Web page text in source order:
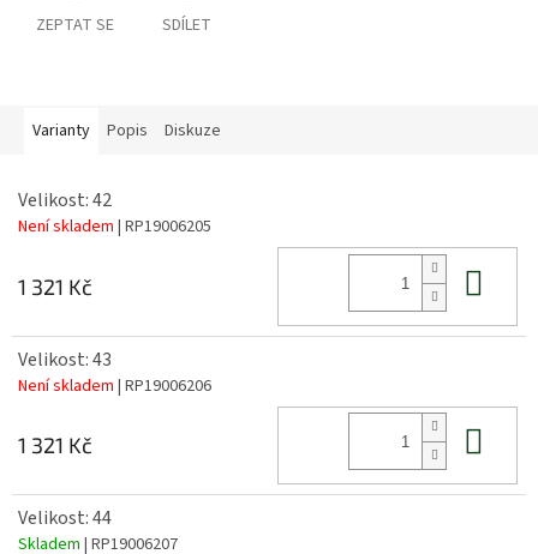
ZEPTAT SE SDÍLET
Varianty Popis Diskuze
Velikost: 42
Není skladem | RP19006205
1 321 Kč
Velikost: 43
Není skladem | RP19006206
1 321 Kč
Velikost: 44
Skladem | RP19006207